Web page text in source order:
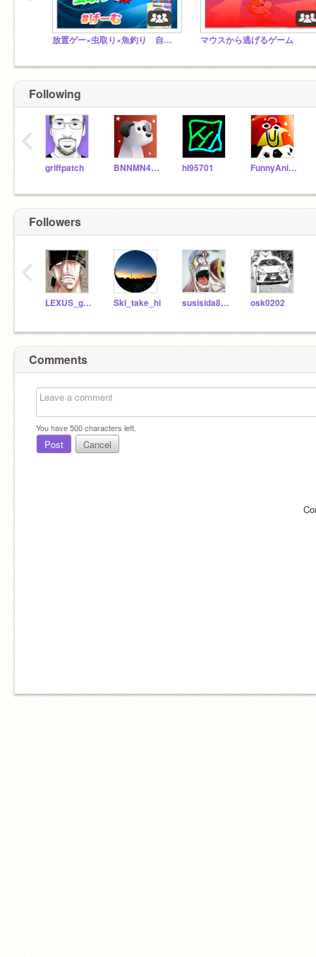
放置ゲー×虫取り×魚釣り 自信作 マウスから逃げるゲーム
Following
griffpatch BNNMN444TvTest hi95701 FunnyAnimatorJimTV
‹
Followers
LEXUS_game Ski_take_hi susisida800 osk0202
‹
Comments
You have500characters left.
Post Cancel